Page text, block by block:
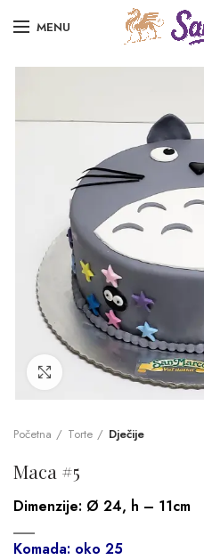
MENU
Click to enlarge
Početna Torte Dječije
Maca #5
Dimenzije: Ø 24, h – 11cm
___
Komada: oko 25